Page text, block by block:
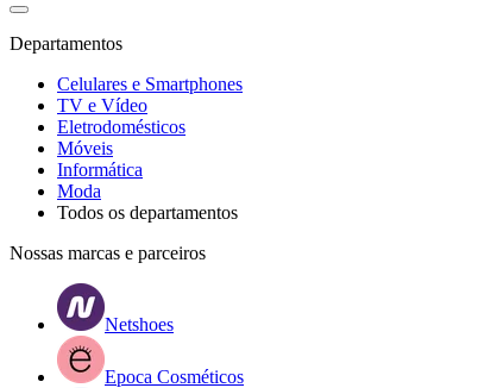
Departamentos
Celulares e Smartphones
TV e Vídeo
Eletrodomésticos
Móveis
Informática
Moda
Todos os departamentos
Nossas marcas e parceiros
Netshoes
Epoca Cosméticos